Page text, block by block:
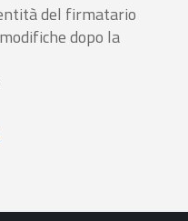
del firmatario
dopo la